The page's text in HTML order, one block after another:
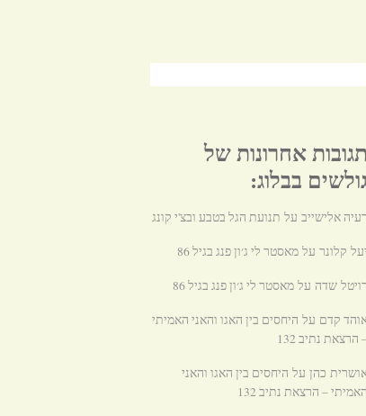
תגובות אחרונות של
בבלוג:
רעיה אלישייב על תנועת הגל בטבע ובצ'י קונג
יעל קלונר עלמאסטר לי ג׳ון פנג בגיל 86
רויטל שדה עלמאסטר לי ג׳ון פנג בגיל 86
קדם על היחסים בין האגו והאני האמיתי
הרצאת נתיב 132
כהן על היחסים בין האגו והאני
האמיתי – הרצאת נתיב 132